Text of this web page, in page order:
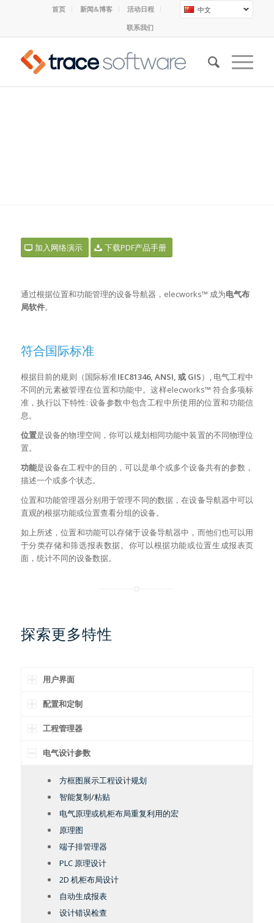
中文
首页 新闻&博客
活动日程
联系我们
加入网络演示 下载PDF产品手册
通过根据位置和功能管理的设备导航器，elecworks™ 成为电气布
局软件。
符合国际标准
根据目前的规则（国际标准IEC81346, ANSI, 或 GIS）, 电气工程中
不同的元素被管理在位置和功能中。这样elecworks™ 符合多项标
准，执行以下特性: 设备参数中包含工程中所使用的位置和功能信
息。
位置是设备的物理空间，你可以规划相同功能中装置的不同物理位
置。
功能是设备在工程中的目的，可以是单个或多个设备共有的参数，
描述一个或多个状态。
位置和功能管理器分别用于管理不同的数据，在设备导航器中可以
直观的根据功能或位置查看分组的设备。
如上所述，位置和功能可以存储于设备导航器中，而他们也可以用
于分类存储和筛选报表数据。你可以根据功能或位置生成报表页
面，统计不同的设备数据。
探索更多特性
用户界面
配置和定制
工程管理器
电气设计参数
方框图展示工程设计规划
智能复制/粘贴
电气原理或机柜布局重复利用的宏
原理图
端子排管理器
PLC 原理设计
2D 机柜布局设计
自动生成报表
设计错误检查